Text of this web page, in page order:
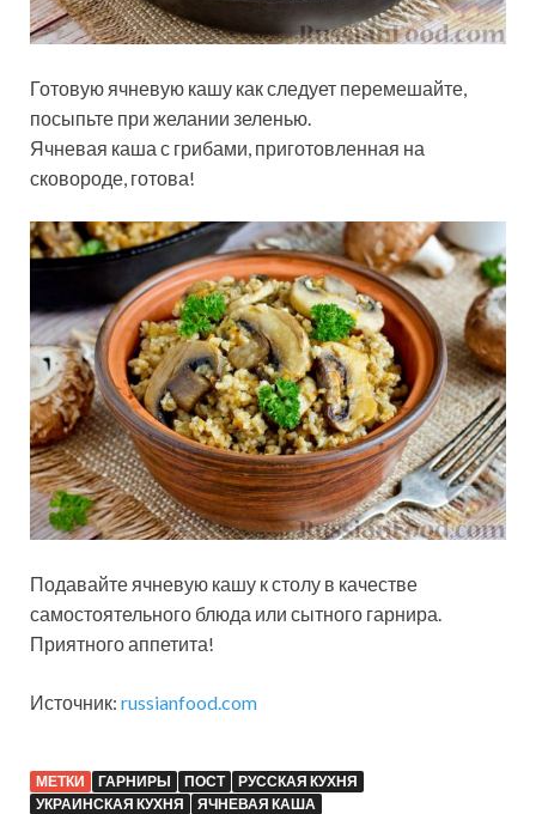
Готовую ячневую кашу как следует перемешайте,
посыпьте при желании зеленью.
Ячневая каша с грибами, приготовленная на
сковороде, готова!
Подавайте ячневую кашу к столу в качестве
самостоятельного блюда или сытного гарнира.
Приятного аппетита!
Источник: russianfood.com
МЕТКИ ГАРНИРЫ ПОСТ
РУССКАЯ КУХНЯ
УКРАИНСКАЯ КУХНЯ
ЯЧНЕВАЯ КАША